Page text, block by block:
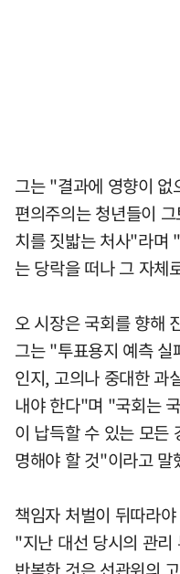
그는 "결과에 영향이 없
편의주의는 청년들이
치를 짓밟는 처사"라며
는 당락을 떠나 그 자체
오 시장은 국회를 향해
그는 "투표용지 예측 실
인지, 고의나 중대한 과
내야 한다"며 "국회는
이 납득할 수 있는 모든
명해야 할 것"이라고 말
책임자 처벌이 뒤따라
"지난 대선 당시의 관리